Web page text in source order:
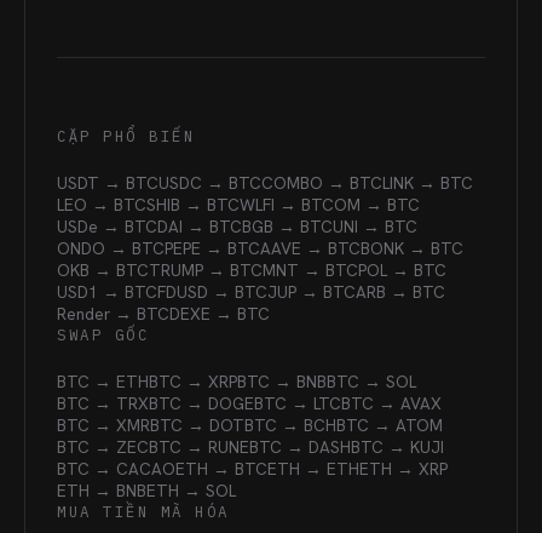
CẶP PHỔ BIẾN
USDT → BTCUSDC → BTCCOMBO → BTCLINK → BTC
LEO → BTCSHIB → BTCWLFI → BTCOM → BTC
USDe → BTCDAI → BTCBGB → BTCUNI → BTC
ONDO → BTCPEPE → BTCAAVE → BTCBONK → BTC
OKB → BTCTRUMP → BTCMNT → BTCPOL → BTC
USD1 → BTCFDUSD → BTCJUP → BTCARB → BTC
Render → BTCDEXE → BTC
SWAP GỐC
BTC → ETHBTC → XRPBTC → BNBBTC → SOL
BTC → TRXBTC → DOGEBTC → LTCBTC → AVAX
BTC → XMRBTC → DOTBTC → BCHBTC → ATOM
BTC → ZECBTC → RUNEBTC → DASHBTC → KUJI
BTC → CACAOETH → BTCETH → ETHETH → XRP
ETH → BNBETH → SOL
MUA TIỀN MÃ HÓA